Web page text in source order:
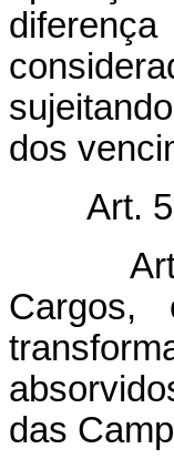
dos
Art. 6°
Cargos,
das